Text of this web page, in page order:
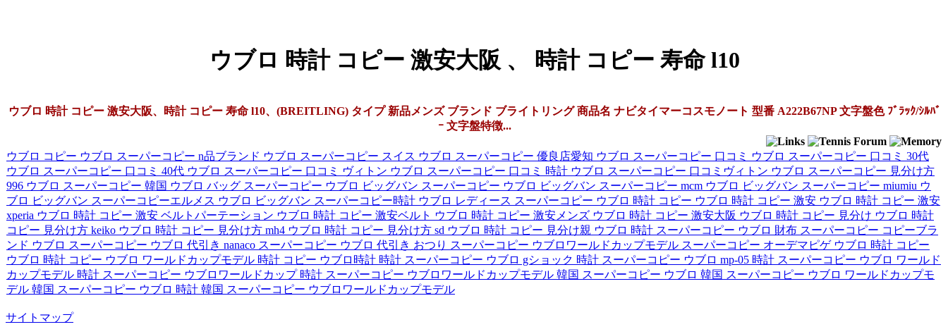
ウブロ 時計 コピー 激安大阪 、 時計 コピー 寿命 l10
ウブロ 時計 コピー 激安大阪、時計 コピー 寿命 l10、(BREITLING) タイプ 新品メンズ ブランド ブライトリング 商品名 ナビタイマーコスモノート 型番 A222B67NP 文字盤色 ﾌﾞﾗｯｸ/ｼﾙﾊﾞ
ｰ 文字盤特徴...
ウブロ コピー ウブロ スーパーコピー n品ブランド ウブロ スーパーコピー スイス ウブロ スーパーコピー 優良店愛知 ウブロ スーパーコピー 口コミ
ウブロ スーパーコピー 口コミ 30代
ウブロ スーパーコピー 口コミ 40代 ウブロ スーパーコピー 口コミ ヴィトン ウブロ スーパーコピー 口コミ 時計 ウブロ スーパーコピー 口コミヴィトン ウブロ スーパーコピー 見分け方
996 ウブロ スーパーコピー 韓国 ウブロ バッグ スーパーコピー ウブロ ビッグバン スーパーコピー ウブロ ビッグバン スーパーコピー mcm ウブロ ビッグバン スーパーコピー miumiu ウ
ブロ ビッグバン スーパーコピーエルメス ウブロ ビッグバン スーパーコピー時計 ウブロ レディース スーパーコピー ウブロ 時計 コピー ウブロ 時計 コピー 激安 ウブロ 時計 コピー 激安
xperia ウブロ 時計 コピー 激安 ベルトパーテーション ウブロ 時計 コピー 激安ベルト ウブロ 時計 コピー 激安メンズ ウブロ 時計 コピー 激安大阪 ウブロ 時計 コピー 見分け ウブロ 時計
コピー 見分け方 keiko ウブロ 時計 コピー 見分け方 mh4 ウブロ 時計 コピー 見分け方 sd ウブロ 時計 コピー 見分け親 ウブロ 時計 スーパーコピー ウブロ 財布 スーパーコピー コピーブラ
ンド ウブロ スーパーコピー ウブロ 代引き nanaco スーパーコピー ウブロ 代引き おつり スーパーコピー ウブロワールドカップモデル スーパーコピー オーデマピゲ ウブロ 時計 コピー
ウブロ 時計 コピー ウブロ ワールドカップモデル 時計 コピー ウブロ時計 時計 スーパーコピー ウブロ gショック 時計 スーパーコピー ウブロ mp-05 時計 スーパーコピー ウブロ ワールド
カップモデル 時計 スーパーコピー ウブロワールドカップ 時計 スーパーコピー ウブロワールドカップモデル 韓国 スーパーコピー ウブロ 韓国 スーパーコピー ウブロ ワールドカップモ
デル 韓国 スーパーコピー ウブロ 時計 韓国 スーパーコピー ウブロワールドカップモデル
サイトマップ